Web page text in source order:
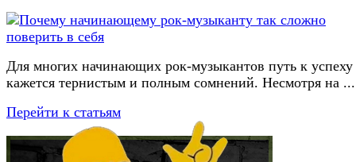
Для многих начинающих рок-музыкантов путь к успеху
кажется тернистым и полным сомнений. Несмотря на ...
Перейти к статьям